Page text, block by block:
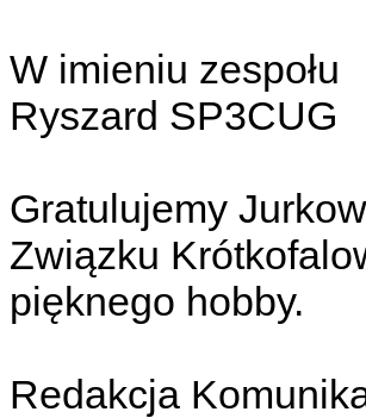
W imieniu zespołu
Ryszard SP3CUG
Gratulujemy
Związku
pięknego hobby.
Redakcja